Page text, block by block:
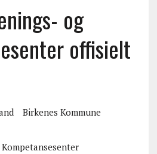
og
offisielt
Birkenes Kommune